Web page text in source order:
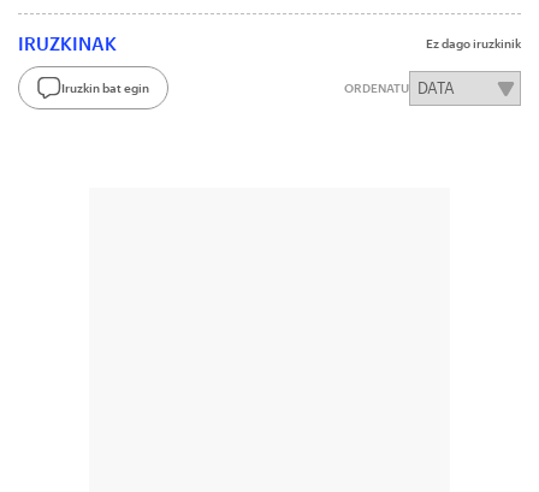
IRUZKINAK Ez dago iruzkinik
Iruzkin bat egin ORDENATU